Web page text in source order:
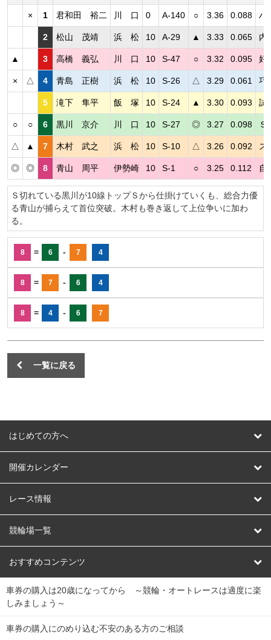
× 1 君和田 裕二 川 口 0 A-140 ○ 3.36 0.088 ハ
2 松山 茂靖 浜 松 10 A-29 ▲ 3.33 0.065 内
▲ 3 高橋 義弘 川 口 10 S-47 ○ 3.32 0.095 好
× △ 4 青島 正樹 浜 松 10 S-26 △ 3.29 0.061 巧
5 滝下 隼平 飯 塚 10 S-24 ▲ 3.30 0.093 試
○ ○ 6 黒川 京介 川 口 10 S-27 ◎ 3.27 0.098 Ｓ
△ ▲ 7 木村 武之 浜 松 10 S-10 △ 3.26 0.092 ス
◎ ◎ 8 青山 周平 伊勢崎 10 S-1 ○ 3.25 0.112 自
Ｓ切れている黒川が10線トップＳから仕掛けていくも、総合力優
る青山が捕らえて首位突破。木村も巻き返して上位争いに加わ
る。
8 = 6 - 7 4
8 = 7 - 6 4
8 = 4 - 6 7
一覧に戻る
はじめての方へ
はじめての方へ
開催カレンダー
競輪
オートレース
競輪くじ
Dokanto!
チャリロトプラザ
レース情報
レース予想
レース結果
キャリーオーバー一覧
競輪場一覧
北日本 函館競輪場
関
東
弥彦競輪場 前橋競輪場 取手競輪場 宇都宮競輪場
おすすめコンテンツ
競輪選手情報
Perfecta Navi
車券の購入は20歳になってから ～競輪・オートレースは適度に楽
しみましょう～
車券の購入にのめり込む不安のある方のご相談